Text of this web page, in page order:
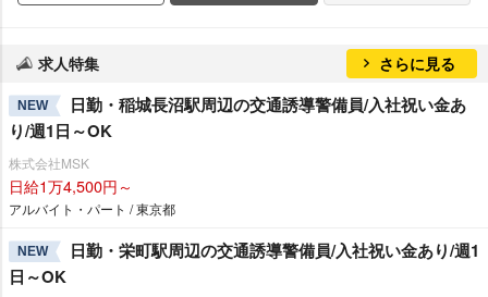
求人特集 さらに見る
NEW
日勤・稲城長沼駅周辺の交通誘導警備員/入社祝い金あ
り/週1日～OK
株式会社MSK
日給1万4,500円～
アルバイト・パート / 東京都
NEW
日勤・栄町駅周辺の交通誘導警備員/入社祝い金あり/週1
日～OK